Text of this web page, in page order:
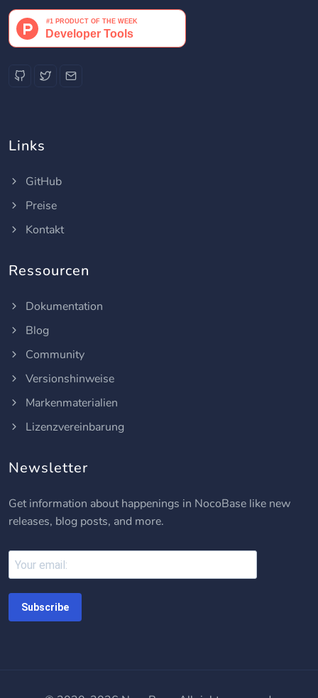
Links
GitHub
Preise
Kontakt
Ressourcen
Dokumentation
Blog
Community
Versionshinweise
Markenmaterialien
Lizenzvereinbarung
Newsletter
Get information about happenings in NocoBase like new
releases, blog posts, and more.
Subscribe